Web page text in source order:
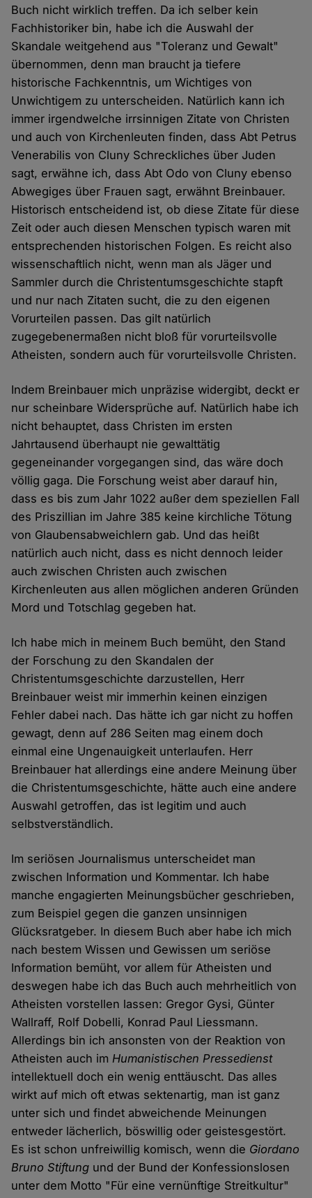
Buch nicht wirklich treffen. Da ich selber kein
Fachhistoriker bin, habe ich die Auswahl der
Skandale weitgehend aus "Toleranz und Gewalt"
übernommen, denn man braucht ja tiefere
historische Fachkenntnis, um Wichtiges von
Unwichtigem zu unterscheiden. Natürlich kann ich
immer irgendwelche irrsinnigen Zitate von Christen
und auch von Kirchenleuten finden, dass Abt Petrus
Venerabilis von Cluny Schreckliches über Juden
sagt, erwähne ich, dass Abt Odo von Cluny ebenso
Abwegiges über Frauen sagt, erwähnt Breinbauer.
Historisch entscheidend ist, ob diese Zitate für diese
Zeit oder auch diesen Menschen typisch waren mit
entsprechenden historischen Folgen. Es reicht also
wissenschaftlich nicht, wenn man als Jäger und
Sammler durch die Christentumsgeschichte stapft
und nur nach Zitaten sucht, die zu den eigenen
Vorurteilen passen. Das gilt natürlich
zugegebenermaßen nicht bloß für vorurteilsvolle
Atheisten, sondern auch für vorurteilsvolle Christen.
Indem Breinbauer mich unpräzise widergibt, deckt er
nur scheinbare Widersprüche auf. Natürlich habe ich
nicht behauptet, dass Christen im ersten
Jahrtausend überhaupt nie gewalttätig
gegeneinander vorgegangen sind, das wäre doch
völlig gaga. Die Forschung weist aber darauf hin,
dass es bis zum Jahr 1022 außer dem speziellen Fall
des Priszillian im Jahre 385 keine kirchliche Tötung
von Glaubensabweichlern gab. Und das heißt
natürlich auch nicht, dass es nicht dennoch leider
auch zwischen Christen auch zwischen
Kirchenleuten aus allen möglichen anderen Gründen
Mord und Totschlag gegeben hat.
Ich habe mich in meinem Buch bemüht, den Stand
der Forschung zu den Skandalen der
Christentumsgeschichte darzustellen, Herr
Breinbauer weist mir immerhin keinen einzigen
Fehler dabei nach. Das hätte ich gar nicht zu hoffen
gewagt, denn auf 286 Seiten mag einem doch
einmal eine Ungenauigkeit unterlaufen. Herr
Breinbauer hat allerdings eine andere Meinung über
die Christentumsgeschichte, hätte auch eine andere
Auswahl getroffen, das ist legitim und auch
selbstverständlich.
Im seriösen Journalismus unterscheidet man
zwischen Information und Kommentar. Ich habe
manche engagierten Meinungsbücher geschrieben,
zum Beispiel gegen die ganzen unsinnigen
Glücksratgeber. In diesem Buch aber habe ich mich
nach bestem Wissen und Gewissen um seriöse
Information bemüht, vor allem für Atheisten und
deswegen habe ich das Buch auch mehrheitlich von
Atheisten vorstellen lassen: Gregor Gysi, Günter
Wallraff, Rolf Dobelli, Konrad Paul Liessmann.
Allerdings bin ich ansonsten von der Reaktion von
Atheisten auch imHumanistischen Pressedienst
intellektuell doch ein wenig enttäuscht. Das alles
wirkt auf mich oft etwas sektenartig, man ist ganz
unter sich und findet abweichende Meinungen
entweder lächerlich, böswillig oder geistesgestört.
Es ist schon unfreiwillig komisch, wenn die Giordano
Bruno Stiftung und der Bund der Konfessionslosen
unter dem Motto "Für eine vernünftige Streitkultur"